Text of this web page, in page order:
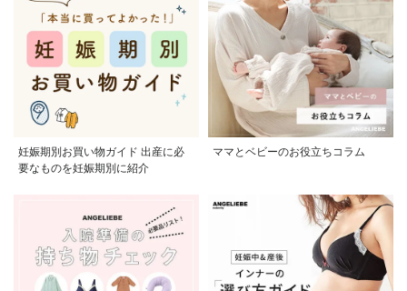
妊娠期別お買い物ガイド 出産に必
要なものを妊娠期別に紹介
ママとベビーのお役立ちコラム